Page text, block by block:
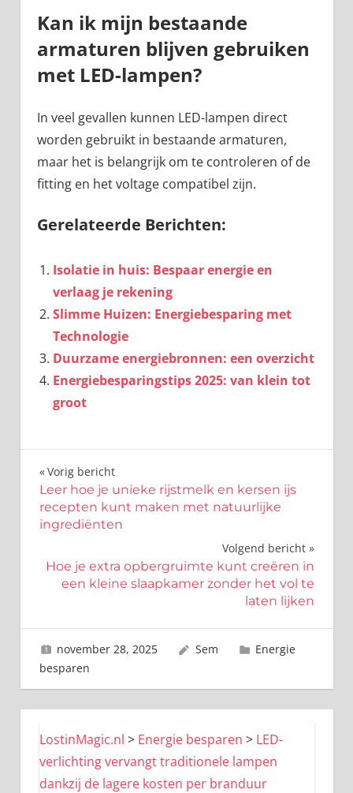
Kan ik mijn bestaande
armaturen blijven gebruiken
met LED-lampen?
In veel gevallen kunnen LED-lampen direct
worden gebruikt in bestaande armaturen,
maar het is belangrijk om te controleren of de
fitting en het voltage compatibel zijn.
Gerelateerde Berichten:
Isolatie in huis: Bespaar energie en
verlaag je rekening
Slimme Huizen: Energiebesparing met
Technologie
Duurzame energiebronnen: een overzicht
Energiebesparingstips 2025: van klein tot
groot
Bericht
navigatie
Vorig bericht
Leer hoe je unieke rijstmelk en kersen ijs
recepten kunt maken met natuurlijke
ingrediënten
Volgend bericht
Hoe je extra opbergruimte kunt creëren in
een kleine slaapkamer zonder het vol te
laten lijken
november 28, 2025 Sem
Energie
besparen
LostinMagic.nl > Energie besparen > LED-
verlichting vervangt traditionele lampen
dankzij de lagere kosten per branduur